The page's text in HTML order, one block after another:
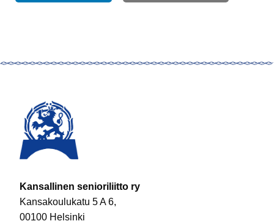
Kansallinen senioriliitto ry
Kansakoulukatu 5 A 6,
00100 Helsinki